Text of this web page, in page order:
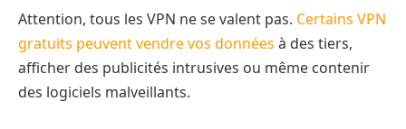
Attention, tous les VPN ne se valent pas. Certains VPN
gratuits peuvent vendre vos données à des tiers,
afficher des publicités intrusives ou même contenir
des logiciels malveillants.